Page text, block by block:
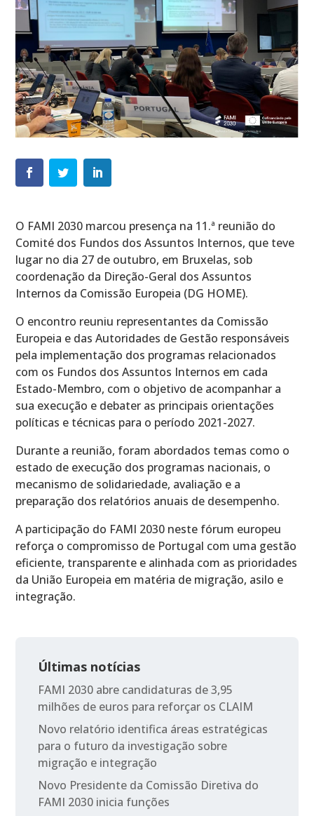
O FAMI 2030 marcou presença na 11.ª reunião do
Comité dos Fundos dos Assuntos Internos, que teve
lugar no dia 27 de outubro, em Bruxelas, sob
coordenação da Direção-Geral dos Assuntos
Internos da Comissão Europeia (DG HOME).
O encontro reuniu representantes da Comissão
Europeia e das Autoridades de Gestão responsáveis
pela implementação dos programas relacionados
com os Fundos dos Assuntos Internos em cada
Estado-Membro, com o objetivo de acompanhar a
sua execução e debater as principais orientações
políticas e técnicas para o período 2021-2027.
Durante a reunião, foram abordados temas como o
estado de execução dos programas nacionais, o
mecanismo de solidariedade, avaliação e a
preparação dos relatórios anuais de desempenho.
A participação do FAMI 2030 neste fórum europeu
reforça o compromisso de Portugal com uma gestão
eficiente, transparente e alinhada com as prioridades
da União Europeia em matéria de migração, asilo e
integração.
Últimas notícias
FAMI 2030 abre candidaturas de 3,95
milhões de euros para reforçar os CLAIM
Novo relatório identifica áreas estratégicas
para o futuro da investigação sobre
migração e integração
Novo Presidente da Comissão Diretiva do
FAMI 2030 inicia funções